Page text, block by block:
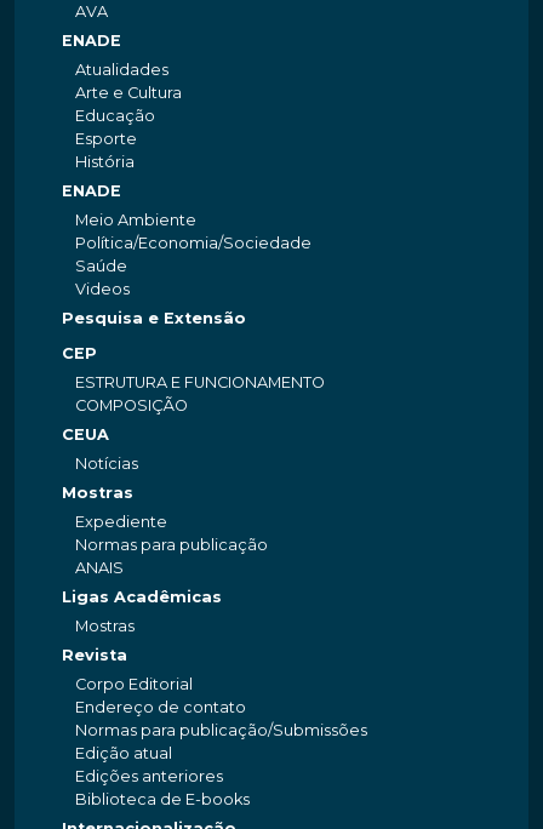
AVA
ENADE
Atualidades
Arte e Cultura
Educação
Esporte
História
ENADE
Meio Ambiente
Política/Economia/Sociedade
Saúde
Videos
Pesquisa e Extensão
CEP
ESTRUTURA E FUNCIONAMENTO
COMPOSIÇÃO
CEUA
Notícias
Mostras
Expediente
Normas para publicação
ANAIS
Ligas Acadêmicas
Mostras
Revista
Corpo Editorial
Endereço de contato
Normas para publicação/Submissões
Edição atual
Edições anteriores
Biblioteca de E-books